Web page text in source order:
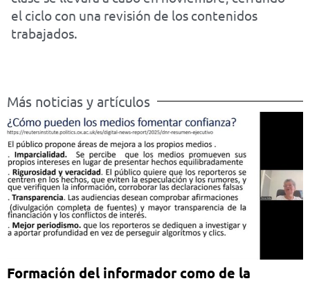
el ciclo con una revisión de los contenidos
trabajados.
Más noticias y artículos
Formación del informador como de la